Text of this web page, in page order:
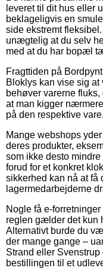
leveret til dit hus eller
beklageligvis en
side ekstremt
unægtelig at du selv
med at du har bopæl
Fragttiden på
Bloklys kan vise sig
behøver varerne
at man kigger
på den respektive vare.
Mange webshops
deres produkter,
som ikke desto
forud for et konkret
sikkerhed kan nå at få
lagermedarbejderne
Nogle få e-
reglen gælder det kun
Alternativt burde du
der mange gange –
Strand eller
bestillingen til et